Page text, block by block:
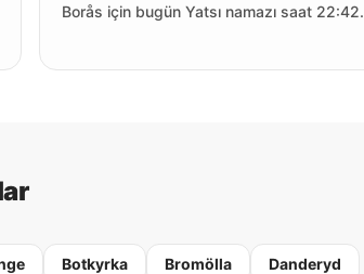
Borås için bugün Yatsı namazı saat 22:42.
Botkyrka Bromölla Danderyd